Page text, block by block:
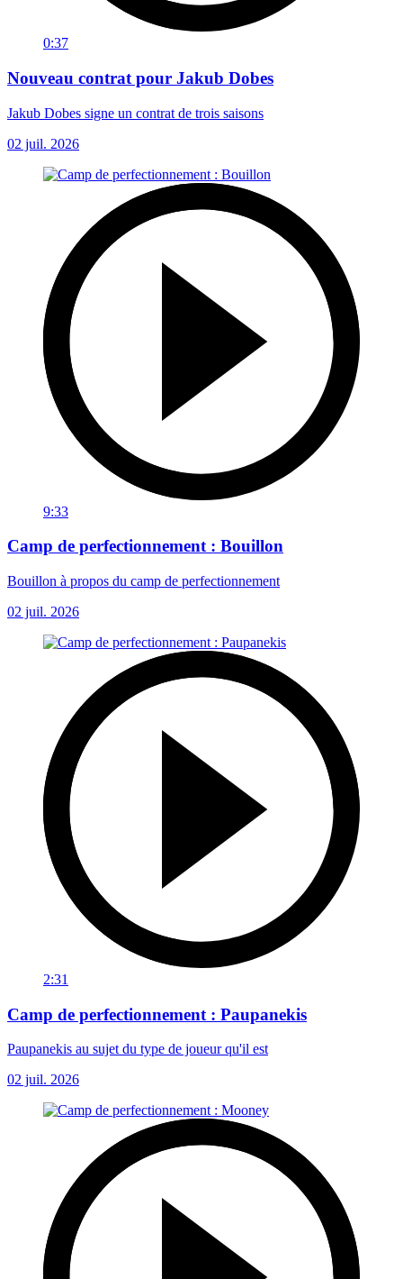
0:37
Nouveau contrat pour Jakub Dobes
Jakub Dobes signe un contrat de trois saisons
02 juil. 2026
9:33
Camp de perfectionnement : Bouillon
Bouillon à propos du camp de perfectionnement
02 juil. 2026
2:31
Camp de perfectionnement : Paupanekis
Paupanekis au sujet du type de joueur qu'il est
02 juil. 2026